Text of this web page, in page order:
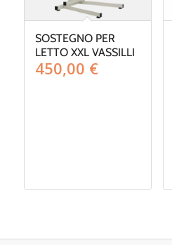
SOSTEGNO PER
LETTO XXL VASSILLI
450,00 €